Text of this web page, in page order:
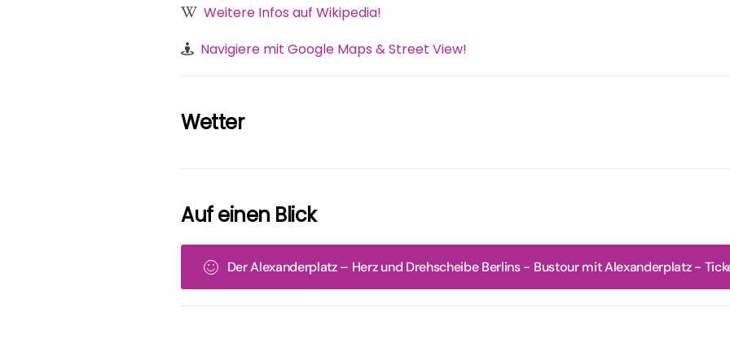
Weitere Infos auf Wikipedia!
Navigiere mit Google Maps & Street View!
Wetter
Auf einen Blick
Der Alexanderplatz – Herz und Drehscheibe Berlins - Bustour mit Alexanderplatz -